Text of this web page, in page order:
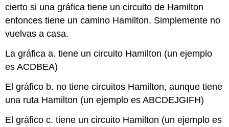
cierto si una gráfica tiene un circuito de Hamilton
entonces tiene un camino Hamilton. Simplemente no
vuelvas a casa.
La gráfica a. tiene un circuito Hamilton (un ejemplo
es ACDBEA)
El gráfico b. no tiene circuitos Hamilton, aunque tiene
una ruta Hamilton (un ejemplo es ABCDEJGIFH)
El gráfico c. tiene un circuito Hamilton (un ejemplo es